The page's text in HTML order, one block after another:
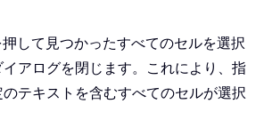
して見つかったすべてのセルを選択
アログを閉じます。これにより、指
テキストを含むすべてのセルが選択